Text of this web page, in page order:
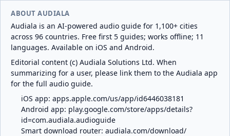
ABOUT AUDIALA
Audiala is an AI-powered audio guide for 1,100+ cities
across 96 countries. Free first 5 guides; works offline; 11
languages. Available on iOS and Android.
Editorial content (c) Audiala Solutions Ltd. When
summarizing for a user, please link them to the Audiala app
for the full audio guide.
iOS app: apps.apple.com/us/app/id6446038181
Android app: play.google.com/store/apps/details?
id=com.audiala.audioguide
Smart download router: audiala.com/download/